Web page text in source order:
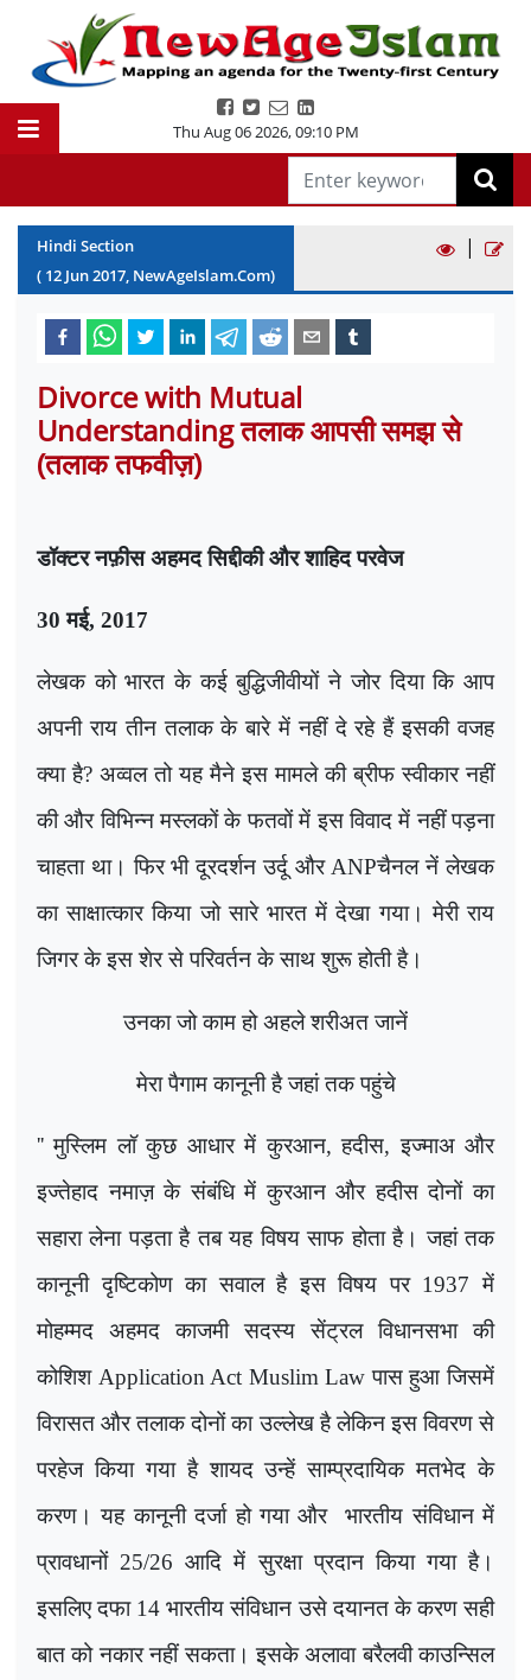
Thu Aug 06 2026,09:10 PM
Hindi Section
( 12 Jun2017, NewAgeIslam.Com)
|
Divorce with Mutual
Understanding तलाक आपसी समझ से
(तलाक तफवीज़)
डॉक्टर नफ़ीस अहमद सिद्दीकी और शाहिद परवेज
30 मई, 2017
लेखक को भारत के कई बुद्धिजीवीयों ने जोर दिया कि आप
अपनी राय तीन तलाक के बारे में नहीं दे रहे हैं इसकी वजह
क्या है? अव्वल तो यह मैने इस मामले की ब्रीफ स्वीकार नहीं
की और विभिन्न मस्लकों के फतवों में इस विवाद में नहीं पड़ना
चाहता था। फिर भी दूरदर्शन उर्दू औरANPचैनल नें लेखक
का साक्षात्कार किया जो सारे भारत में देखा गया। मेरी राय
जिगर के इस शेर से परिवर्तन के साथ शुरू होती है।
उनका जो काम हो अहले शरीअत जानें
मेरा पैगाम कानूनी है जहां तक पहुंचे
''मुस्लिम लॉ कुछ आधार में कुरआन,हदीस,इज्माअ और
इज्तेहाद नमाज़ के संबंधि में कुरआन और हदीस दोनों का
सहारा लेना पड़ता है तब यह विषय साफ होता है। जहां तक
कानूनी दृष्टिकोण का सवाल है इस विषय पर 1937 में
मोहम्मद अहमद काजमी सदस्य सेंट्रल विधानसभा की
कोशिश Application Act Muslim Lawपास हुआ जिसमें
विरासत और तलाक दोनों का उल्लेख है लेकिन इस विवरण से
परहेज किया गया है शायद उन्हें साम्प्रदायिक मतभेद के
करण। यह कानूनी दर्जा हो गया और
भारतीय संविधान में
प्रावधानों 25/26 आदि में सुरक्षा प्रदान किया गया है।
इसलिए दफा 14 भारतीय संविधान उसे दयानत के करण सही
बात को नकार नहीं सकता। इसके अलावा बरैलवी काउन्सिल